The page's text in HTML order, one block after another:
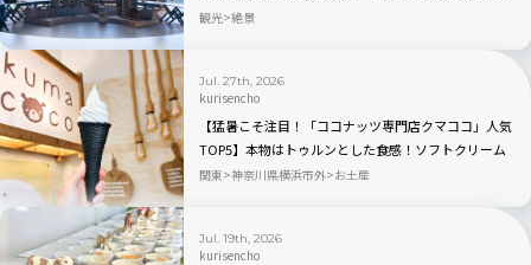
レビュー
観光 絶景
Jul. 27th, 2026
kurisencho
【猛暑こそ注目！「ココナッツ専門店クマココ」人気
TOP5】本物はトゥルンとした食感！ソフトクリーム
やビールも人気｜川崎・ラ チッタデッラ
関東 神奈川県横浜市外 お土産
Jul. 19th, 2026
kurisencho